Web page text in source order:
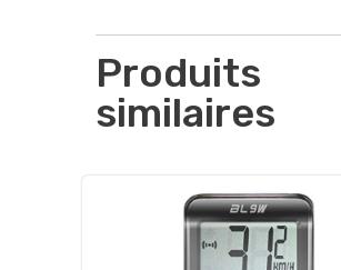
Produits
similaires